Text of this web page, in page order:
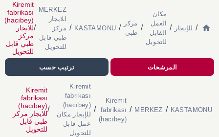
/ للإيجار /
مكان
العمل
القابل
للتحويل
/
مركز
طبي
/
KASTAMONU
/
MERKEZ
للايجار
مركز
طبي قابل
للتحويل
/
Kiremit
fabrikası
(hacıbey)
للايجار
مركز
طبي قابل
للتحويل
المرشحات ترتيب حسب
KASTAMONU
/
MERKEZ
/
Kiremit
fabrikası
(hacıbey)
/
Kiremit
fabrikası
(hacıbey)
للإيجار مكان
عمل قابل
للتحويل
/
Kiremit
fabrikası
(hacıbey)
للايجار مركز
طبي قابل
للتحويل